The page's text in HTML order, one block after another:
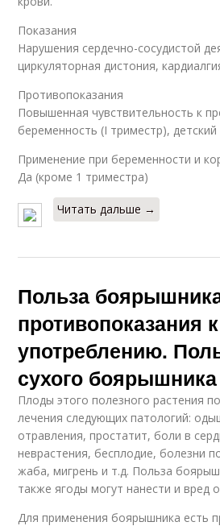
Показания
Нарушения сердечно-сосудистой
циркуляторная дистония,
Противопоказания
Повышенная чувствительность к
беременность (I триместр),
Применение при беременности и
Да (кроме 1 триместра)
Читать дальше →
Польза
противопоказания
употреблению.
сухого боярышника
Плоды этого полезного растения
лечения следующих патологий:
отравления, простатит, боли в
неврастения, бесплодие, болезни
жаба, мигрень и т.д. Польза
также ягоды могут нанести и вред
Для применения боярышника есть